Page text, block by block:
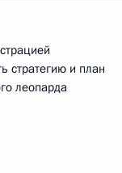
стратегию и план
леопарда